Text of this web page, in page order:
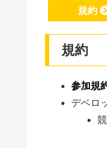
規約
規約
参加規
デベロ